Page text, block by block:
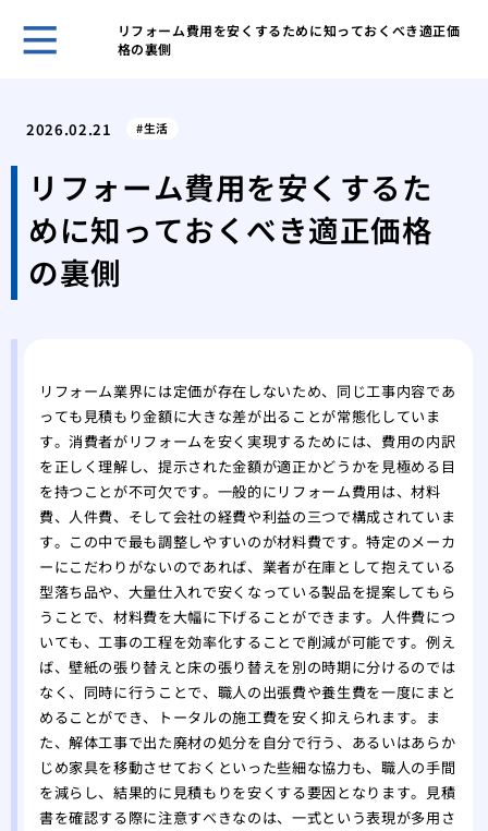
リフォーム費用を安くするために知っておくべき適正価
格の裏側
フ
く
2026.02.21 生活
リフォーム費用を安くするた
めに知っておくべき適正価格
の裏側
リフォーム業界には定価が存在しないため、同じ工事内容であ
っても見積もり金額に大きな差が出ることが常態化していま
す。消費者がリフォームを安く実現するためには、費用の内訳
を正しく理解し、提示された金額が適正かどうかを見極める目
を持つことが不可欠です。一般的にリフォーム費用は、材料
費、人件費、そして会社の経費や利益の三つで構成されていま
す。この中で最も調整しやすいのが材料費です。特定のメーカ
ーにこだわりがないのであれば、業者が在庫として抱えている
型落ち品や、大量仕入れで安くなっている製品を提案してもら
うことで、材料費を大幅に下げることができます。人件費につ
いても、工事の工程を効率化することで削減が可能です。例え
ば、壁紙の張り替えと床の張り替えを別の時期に分けるのでは
なく、同時に行うことで、職人の出張費や養生費を一度にまと
めることができ、トータルの施工費を安く抑えられます。ま
た、解体工事で出た廃材の処分を自分で行う、あるいはあらか
じめ家具を移動させておくといった些細な協力も、職人の手間
を減らし、結果的に見積もりを安くする要因となります。見積
書を確認する際に注意すべきなのは、一式という表現が多用さ